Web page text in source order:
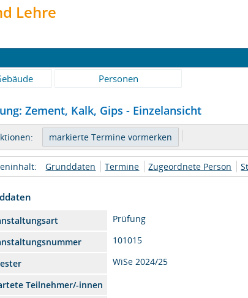
Lehre
Personen
Zement, Kalk, Gips - Einzelansicht
Grunddaten Termine Zugeordnete Person
Prüfung
101015
WiSe 2024/25
Teilnehmer/-innen